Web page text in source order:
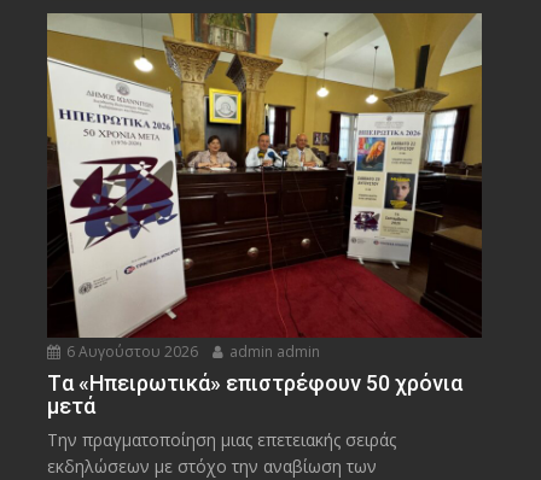
6 Αυγούστου 2026 admin admin
Tα «Ηπειρωτικά» επιστρέφουν 50 χρόνια
μετά
Την πραγματοποίηση μιας επετειακής σειράς
εκδηλώσεων με στόχο την αναβίωση των